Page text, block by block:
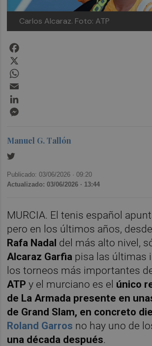
Carlos Alcaraz. Foto: ATP
Manuel G. Tallón
Publicado: 03/06/2026 ·09:20
Actualizado: 03/06/2026 · 13:44
MURCIA. El tenis español
pero en los últimos años,
Rafa Nadal del más alto nivel,
Alcaraz Garfia pisa las últimas
los torneos más importantes
ATP y el murciano es el único
de La Armada presente en
de Grand Slam, en concreto
Roland Garros no hay uno de
una década después.